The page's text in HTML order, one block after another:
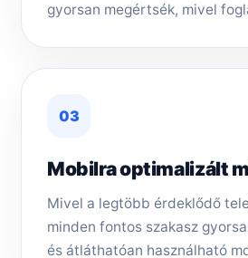
gyorsan megértsék, mivel
03
Mobilra optimalizált
Mivel a legtöbb érdeklődő
minden fontos szakasz
és átláthatóan használható